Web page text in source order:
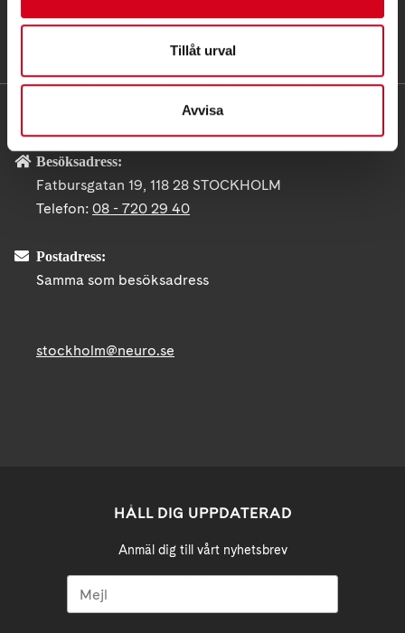
Tillåt urval
Avvisa
Besöksadress:
Fatbursgatan 19, 118 28 STOCKHOLM
Telefon: 08 - 720 29 40
Postadress:
Samma som besöksadress
stockholm@neuro.se
HÅLL DIG UPPDATERAD
Anmäl dig till vårt nyhetsbrev